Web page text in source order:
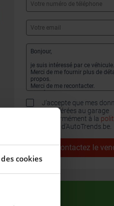
cookies
J'accepte que mes
transférées au garage
conformément à la
d’AutoTrends.be.
Contactez le